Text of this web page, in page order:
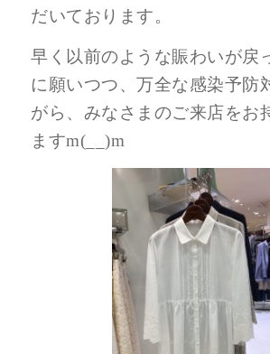
だいております。
早く以前のような賑わいが戻
に願いつつ、万全な感染予防
がら、みなさまのご来店をお
ますm(__)m